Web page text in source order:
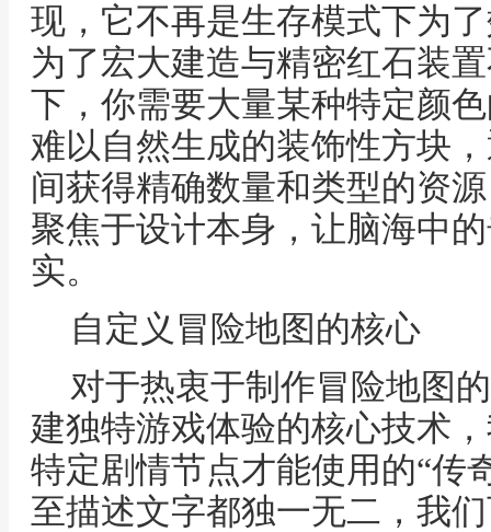
现，它不再是生存模式下为
为了宏大建造与精密红石装
下，你需要大量某种特定颜
难以自然生成的装饰性方块
间获得精确数量和类型的资
聚焦于设计本身，让脑海中
实。
自定义冒险地图的核心
对于热衷于制作冒险地图
建独特游戏体验的核心技术
特定剧情节点才能使用的“传
至描述文字都独一无二，我